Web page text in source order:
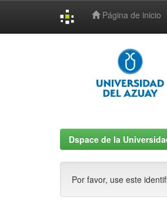
Página de inicio
Dspace de la
Por favor, use este